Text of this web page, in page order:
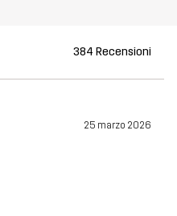
384 Recensioni
25 marzo 2026